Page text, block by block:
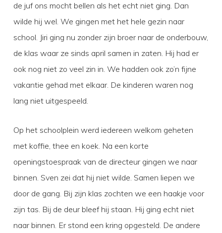
de juf ons mocht bellen als het echt niet ging. Dan
wilde hij wel. We gingen met het hele gezin naar
school. Jiri ging nu zonder zijn broer naar de onderbouw,
de klas waar ze sinds april samen in zaten. Hij had er
ook nog niet zo veel zin in. We hadden ook zo’n fijne
vakantie gehad met elkaar. De kinderen waren nog
lang niet uitgespeeld.
Op het schoolplein werd iedereen welkom geheten
met koffie, thee en koek. Na een korte
openingstoespraak van de directeur gingen we naar
binnen. Sven zei dat hij niet wilde. Samen liepen we
door de gang. Bij zijn klas zochten we een haakje voor
zijn tas. Bij de deur bleef hij staan. Hij ging echt niet
naar binnen. Er stond een kring opgesteld. De andere